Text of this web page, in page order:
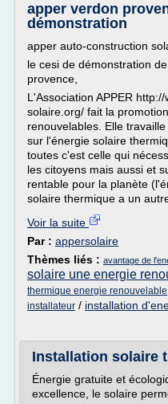
apper verdon
démonstration
apper auto-construction
le cesi de démonstration
provence,
L'Association APPER http://
solaire.org/ fait la
renouvelables. Elle
sur l'énergie solaire
toutes c'est celle qui
les citoyens mais aussi et
rentable pour la planète
solaire thermique a un
Voir la suite
Par : appersolaire
Thèmes liés : avantage de
solaire une energie
thermique energie renouvelable
installateur / installation
Installation solaire
Énergie gratuite et
excellence, le solaire